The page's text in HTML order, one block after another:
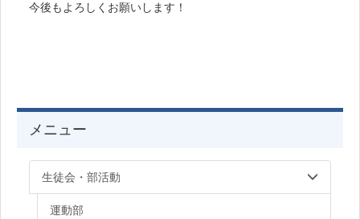
今後もよろしくお願いします！
メニュー
生徒会・部活動
運動部